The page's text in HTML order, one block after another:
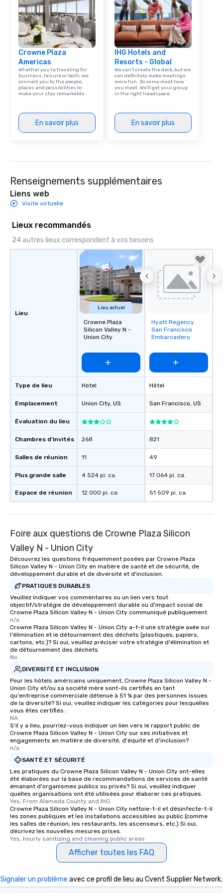
Las Vegas, Chicago, Nashville, and
New Orleans, we combine creativity,
local expertise, and trusted on-the-
ground support to bring each event to
life.
Crowne Plaza
Americas
Whether you’re traveling for
business, leisure or both, we
connect you to the people,
places and possibilities to
make your stay remarkable.
En savoir plus
IHG Hotels and
Resorts - Global
We can't create the deck, but we
can definitely make meetings
more fun. So come meet how
you meet. We'll get your group
in the right headspace.
En savoir plus
Renseignements supplémentaires
Liens web
Visite virtuelle
Lieux recommandés
24 autres lieux correspondent à vos besoins
Lieu
Type de lieu
Emplacement
Évaluation du lieu
Chambres d’invités
Salles de réunion
Plus grande salle
Espace de réunion
Lieu actuel
Crowne Plaza
Silicon Valley N -
Union City
Hotel
Union City, US
268
11
4 524 pi. ca.
12 000 pi. ca.
Removed from
favorites
Hyatt Regency
San Francisco
Embarcadero
Hôtel
San Francisco, US
821
49
17 064 pi. ca.
51 509 pi. ca.
Foire aux questions de Crowne Plaza Silicon
Valley N - Union City
Découvrez les questions fréquemment posées par Crowne Plaza
Silicon Valley N - Union City en matière de santé et de sécurité, de
développement durable et de diversité et d'inclusion.
PRATIQUES DURABLES
Veuillez indiquer vos commentaires ou un lien vers tout
objectif/stratégie de développement durable ou d'impact social de
Crowne Plaza Silicon Valley N - Union City communiqué publiquement.
n/a
Crowne Plaza Silicon Valley N - Union City a-t-il une stratégie axée sur
l'élimination et le détournement des déchets (plastiques, papiers,
cartons, etc.)? Si oui, veuillez préciser votre stratégie d'élimination et
de détournement des déchets.
No
DIVERSITÉ ET INCLUSION
Pour les hôtels américains uniquement, Crowne Plaza Silicon Valley N -
Union City et/ou sa société mère sont-ils certifiés en tant
qu'entreprise commerciale détenue à 51 % par des personnes issues
de la diversité? Si oui, veuillez indiquer les catégories pour lesquelles
vous êtes certifiés :
NA
S'il y a lieu, pourriez-vous indiquer un lien vers le rapport public de
Crowne Plaza Silicon Valley N - Union City sur ses initiatives et
engagements en matière de diversité, d'équité et d'inclusion?
n/a
SANTÉ ET SÉCURITÉ
Les pratiques du Crowne Plaza Silicon Valley N - Union City ont-elles
été élaborées sur la base de recommandations de services de santé
émanant d'organismes publics ou privés? Si oui, veuillez indiquer
quelles organisations ont été utilisées pour élaborer ces pratiques.
Yes, From Alameda County and IHG
Crowne Plaza Silicon Valley N - Union City nettoie-t-il et désinfecte-t-il
les zones publiques et les installations accessibles au public (comme
les salles de réunion, les restaurants, les ascenseurs, etc.) Si oui,
décrivez les nouvelles mesures prises.
Yes, hourly sanitizing and cleaning public areas
Afficher toutes les FAQ
Signaler un problème avec ce profil de lieu au Cvent Supplier Network.